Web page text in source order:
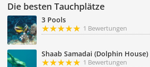
Die besten Tauchplätze
3 Pools
1 Bewertungen
Shaab Samadai (Dolphin House)
1 Bewertungen